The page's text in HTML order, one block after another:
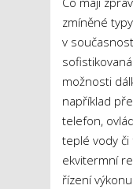
zmíněné
v
možnosti
například
telefon,
teplé vody či
ekvitermní
řízení